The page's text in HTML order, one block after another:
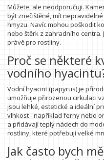
Můžete, ale neodporučuji.
být znečištěné, mít
hmyzu. Navíc mohou poškodit
nebo štěrk z zahradního centra.
právě pro rostliny.
Proč se některé
vodního
Vodní hyacint (papyrus) je
umožňuje přirozenou cirkulaci
jsou lehké, estetické a ideální
vlhkost - například ferny nebo
a přidávají teplý nádech do
rostliny, které potřebují velké
Jak často bych